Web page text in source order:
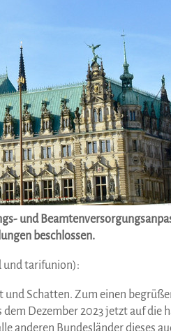
und
beschlossen.
und tarifunion):
Schatten. Zum einen
Dezember 2023 jetzt auf die
anderen Bundesländer dieses